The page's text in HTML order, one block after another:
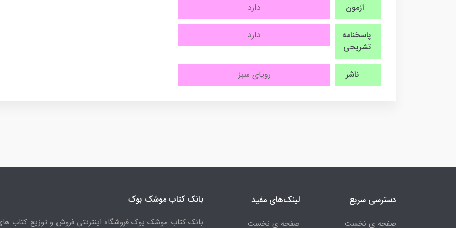
آزمون دارد
پاسخنامه
تشریحی
دارد
ناشر رویای سبز
دسترسی سریع
صفحه ی نخست
لینک‌های مفید
صفحه ی نخست
بانک کتاب موشک بوک
بانک کتاب موشک بوک فروشگاه اینترنتی فروش و توزیع کتاب